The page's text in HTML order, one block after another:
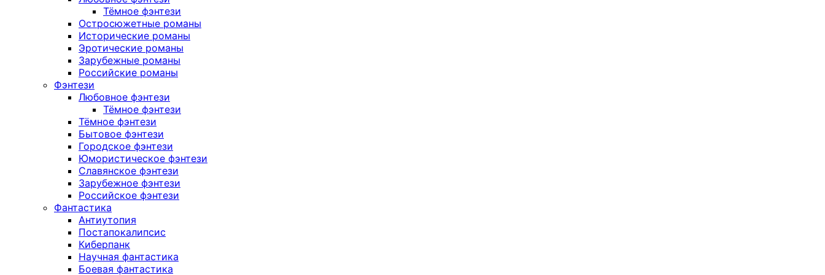
Тёмное фэнтези
Остросюжетные романы
Исторические романы
Эротические романы
Зарубежные романы
Российские романы
Фэнтези
Любовное фэнтези
Тёмное фэнтези
Тёмное фэнтези
Бытовое фэнтези
Городское фэнтези
Юмористическое фэнтези
Славянское фэнтези
Зарубежное фэнтези
Российское фэнтези
Фантастика
Антиутопия
Постапокалипсис
Киберпанк
Научная фантастика
Боевая фантастика